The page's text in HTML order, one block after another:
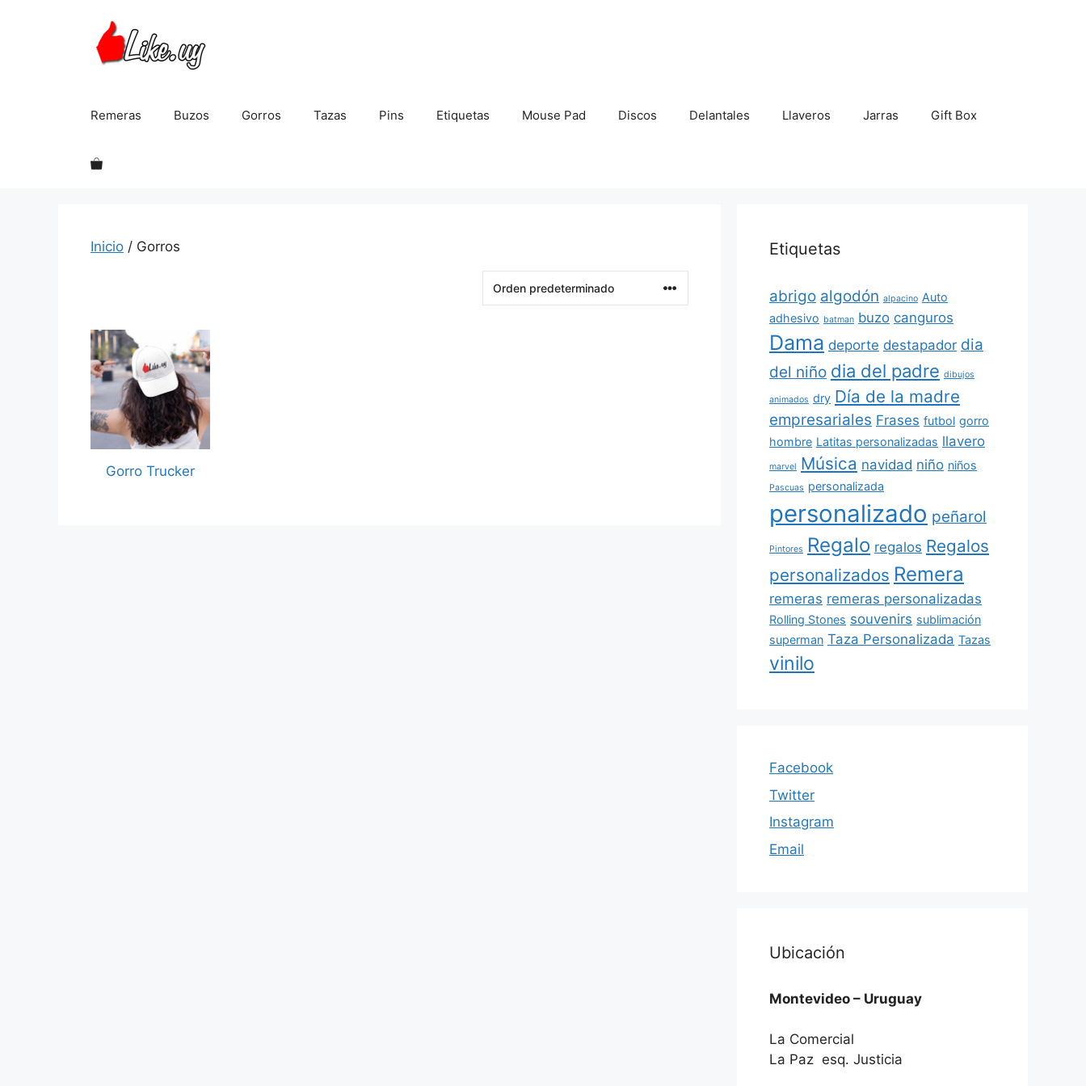
Remeras Buzos Gorros Tazas Pins Etiquetas Mouse Pad Discos Delantales Llaveros Jarras Gift Box
Inicio / Gorros
Gorro Trucker
Etiquetas
abrigo algodón alpacino Auto
adhesivo batman buzo canguros
Dama deporte destapador dia
del niño dia del padre dibujos
animados dry Día de la madre
empresariales Frases futbol gorro
hombre Latitas personalizadas llavero
marvel Música navidad niño niños
Pascuas personalizada
personalizado peñarol
Pintores Regalo regalos Regalos
personalizados Remera
remeras remeras personalizadas
Rolling Stones souvenirs sublimación
superman Taza Personalizada Tazas
vinilo
Facebook
Twitter
Instagram
Email
Ubicación
Montevideo – Uruguay
La Comercial
La Paz esq. Justicia